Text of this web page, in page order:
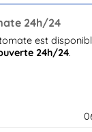
24h/24
est
24h/24.